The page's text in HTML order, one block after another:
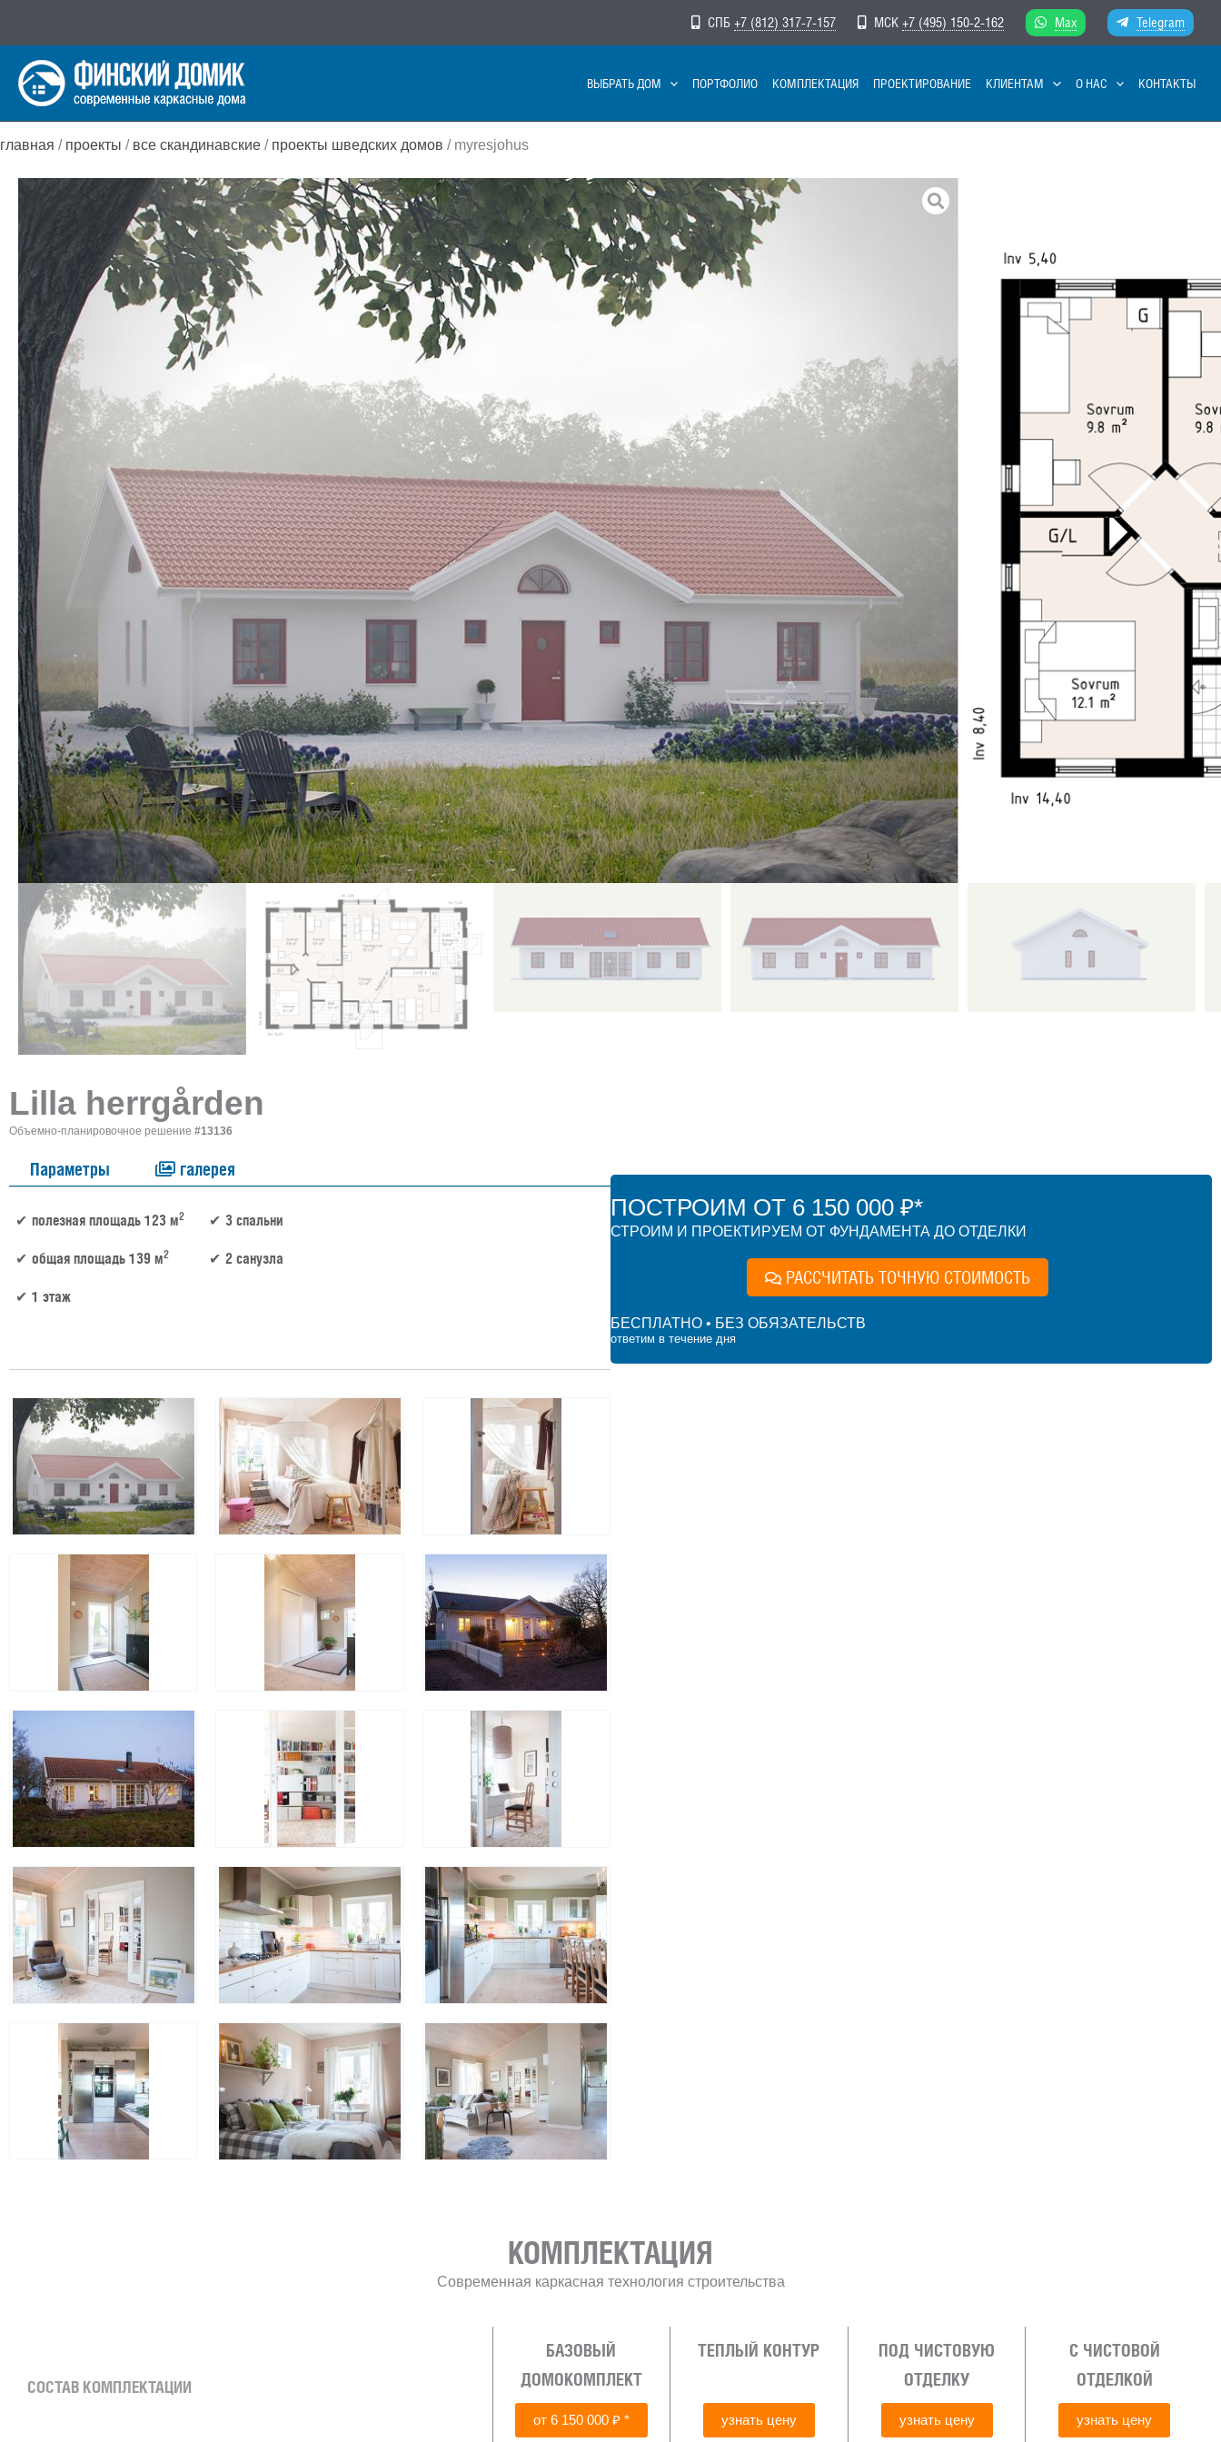
к
содержимому
СПБ +7 (812) 317-7-157 МСК +7 (495) 150-2-162 Max Telegram
ВЫБРАТЬ ДОМ ПОРТФОЛИО КОМПЛЕКТАЦИЯ ПРОЕКТИРОВАНИЕ КЛИЕНТАМ О НАС КОНТАКТЫ
главная / проекты / все скандинавские / проекты шведских домов / myresjohus
Lilla herrgården
Объемно-планировочное решение #13136
Параметры галерея
полезная площадь 123 м2
общая площадь 139 м2
1 этаж
3 спальни
2 санузла
ПОСТРОИМ ОТ 6 150 000 ₽*
СТРОИМ И ПРОЕКТИРУЕМ ОТ ФУНДАМЕНТА ДО ОТДЕЛКИ
РАССЧИТАТЬ ТОЧНУЮ СТОИМОСТЬ
БЕСПЛАТНО • БЕЗ ОБЯЗАТЕЛЬСТВ
ответим в течение дня
КОМПЛЕКТАЦИЯ
Современная каркасная технология строительства
СОСТАВ КОМПЛЕКТАЦИИ
БАЗОВЫЙ
ДОМОКОМПЛЕКТ
от 6 150 000 ₽ *
ТЕПЛЫЙ КОНТУР
узнать цену
ПОД ЧИСТОВУЮ
ОТДЕЛКУ
узнать цену
С ЧИСТОВОЙ
ОТДЕЛКОЙ
узнать цену